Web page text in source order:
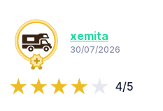
xemita
30/07/2026
4/5